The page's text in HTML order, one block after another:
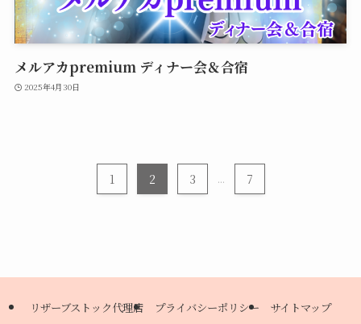
メルアカpremium ディナー会＆合宿
2025年4月30日
1 2 3 ... 7
リザーブストック代理店 プライバシーポリシー サイトマップ